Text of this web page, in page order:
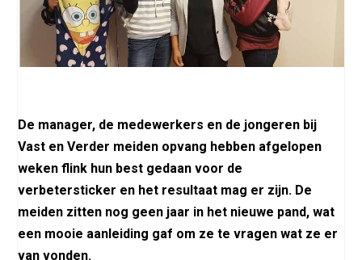
De manager, de medewerkers en de jongeren bij
Vast en Verder meiden opvang hebben afgelopen
weken flink hun best gedaan voor de
verbetersticker en het resultaat mag er zijn. De
meiden zitten nog geen jaar in het nieuwe pand, wat
een mooie aanleiding gaf om ze te vragen wat ze er
van vonden.